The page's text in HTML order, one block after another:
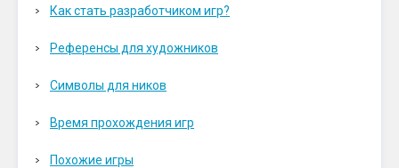
Как стать разработчиком игр?
Референсы для художников
Символы для ников
Время прохождения игр
Похожие игры